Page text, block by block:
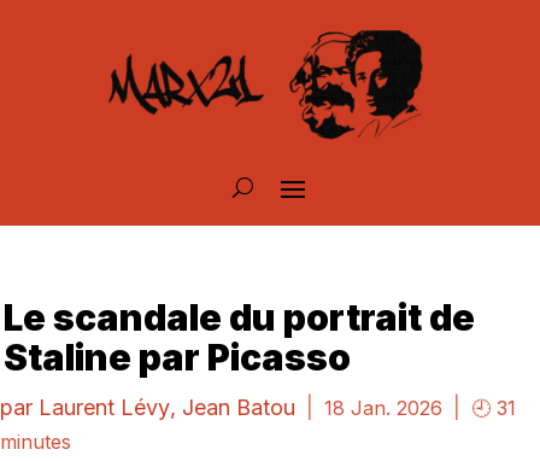
Le scandale du portrait de
Staline par Picasso
par Laurent Lévy, Jean Batou 18 Jan. 2026
🕘 31
minutes